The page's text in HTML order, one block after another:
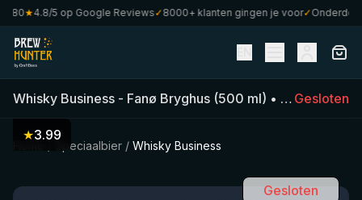
★4.8/5 op Google Reviews✓8000+ klanten gingen je voor✓Onderdeel
Whisky Business - Fanø Bryghus (500 ml) • 12.0%•
Gesloten
Speciaalbier / Whisky Business
★3.99
Gesloten